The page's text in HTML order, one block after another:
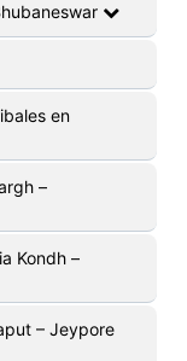
en
–
Kondh –
– Jeypore